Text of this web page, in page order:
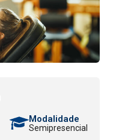
Modalidade
Semipresencial